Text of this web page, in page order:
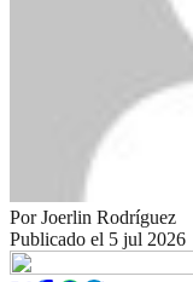
PorJoerlin Rodríguez
Publicado el 5 jul 2026